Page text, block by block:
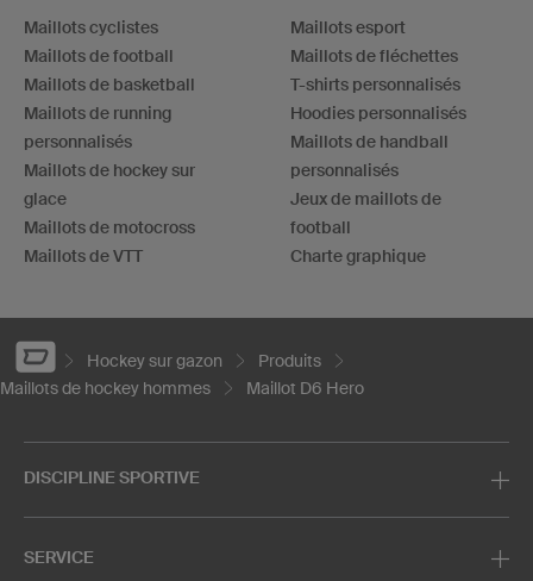
Maillots cyclistes
Maillots de football
Maillots de basketball
Maillots de running
personnalisés
Maillots de hockey sur
glace
Maillots de motocross
Maillots de VTT
Maillots esport
Maillots de fléchettes
T-shirts personnalisés
Hoodies personnalisés
Maillots de handball
personnalisés
Jeux de maillots de
football
Charte graphique
Hockey sur gazon
Produits
Maillots de hockey hommes
Maillot D6 Hero
DISCIPLINE SPORTIVE
SERVICE